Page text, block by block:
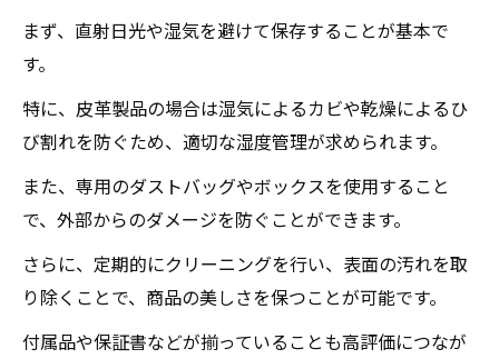
まず、直射日光や湿気を避けて保存することが基本で
す。
特に、皮革製品の場合は湿気によるカビや乾燥によるひ
び割れを防ぐため、適切な湿度管理が求められます。
また、専用のダストバッグやボックスを使用すること
で、外部からのダメージを防ぐことができます。
さらに、定期的にクリーニングを行い、表面の汚れを取
り除くことで、商品の美しさを保つことが可能です。
付属品や保証書などが揃っていることも高評価につなが